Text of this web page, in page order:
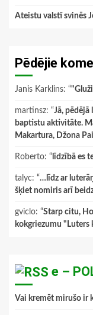
Ateistu valstī svinēs
Pēdējie
Janis Karklins: “
martinsz: “Jā,
baptistu aktivitāte.
Makartura, Džona
Roberto: “ līdzībā es
talyc: “…līdz ar
šķiet nomiris arī
gviclo: “Starp citu,
kokgriezumu "Luters
e –
Vai kremēt mirušo ir